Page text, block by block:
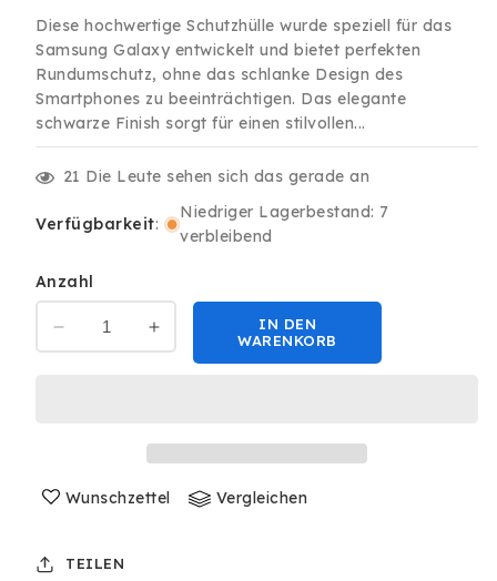
Preis
Diese hochwertige Schutzhülle wurde speziell für das
Samsung Galaxy entwickelt und bietet perfekten
Rundumschutz, ohne das schlanke Design des
Smartphones zu beeinträchtigen. Das elegante
schwarze Finish sorgt für einen stilvollen...
21 Die Leute sehen sich das gerade an
Verfügbarkeit:
Niedriger Lagerbestand: 7
verbleibend
Anzahl
Verringere
die
für
S24
Erhöhe
die
für
IN DEN
WARENKORB
Wunschzettel Vergleichen
TEILEN